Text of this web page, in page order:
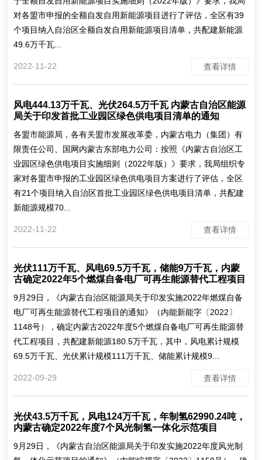
对各盟市申报的全额自发自用新能源项目进行了评估，全区有39
个项目纳入自治区全额自发自用新能源项目清单，共配建新能源
49.6万千瓦...
2022-11-22 查看详情
风电444.13万千瓦、光伏264.5万千瓦 内蒙古自治区能源
局关于印发首批工业园区绿色供电项目清单的通知
各盟市能源局，各有关盟市发展改革委，内蒙古电力（集团）有
限责任公司、国网内蒙古东部电力公司：按照《内蒙古自治区工
业园区绿色供电项目实施细则（2022年版）》要求，我局组织专
家对各盟市申报的工业园区绿色供电项目方案进行了评估，全区
有21个项目纳入自治区首批工业园区绿色供电项目清单，共配建
新能源规模70...
2022-11-22 查看详情
光伏111万千瓦、风电69.5万千瓦，储能9万千瓦，内蒙
古确定2022年5个燃煤自备电厂可再生能源替代工程项目
9月29日，《内蒙古自治区能源局关于印发实施2022年燃煤自备
电厂可再生能源替代工程项目的通知》（内能新能字〔2022〕
1148号），确定内蒙古2022年度5个燃煤自备电厂可再生能源替
代工程项目，共配建新能源180.5万千瓦，其中，风电累计规模
69.5万千瓦、光伏累计规模111万千瓦、储能累计规模9...
2022-09-29 查看详情
光伏43.5万千瓦，风电124万千瓦，年制氢62990.24吨，
内蒙古确定2022年度7个风光制氢一体化示范项目
9月29日，《内蒙古自治区能源局关于印发实施2022年度风光制